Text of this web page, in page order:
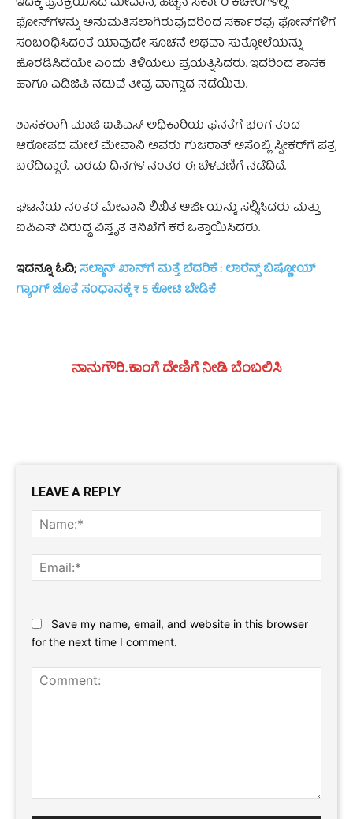
ಫೋನ್‌ಗಳನ್ನು ಅನುಮತಿಸಲಾಗಿರುವುದರಿಂದ ಸರ್ಕಾರವು ಫೋನ್‌ಗಳಿಗೆ
ಸಂಬಂಧಿಸಿದಂತೆ ಯಾವುದೇ ಸೂಚನೆ ಅಥವಾ ಸುತ್ತೋಲೆಯನ್ನು
ಹೊರಡಿಸಿದೆಯೇ ಎಂದು ತಿಳಿಯಲು ಪ್ರಯತ್ನಿಸಿದರು. ಇದರಿಂದ ಶಾಸಕ
ಹಾಗೂ ಎಡಿಜಿಪಿ ನಡುವೆ ತೀವ್ರ ವಾಗ್ವಾದ ನಡೆಯಿತು.
ಶಾಸಕರಾಗಿ ಮಾಜಿ ಐಪಿಎಸ್ ಅಧಿಕಾರಿಯ ಘನತೆಗೆ ಭಂಗ ತಂದ
ಆರೋಪದ ಮೇಲೆ ಮೇವಾನಿ ಅವರು ಗುಜರಾತ್ ಅಸೆಂಬ್ಲಿ ಸ್ಪೀಕರ್‌ಗೆ ಪತ್ರ
ಬರೆದಿದ್ದಾರೆ. ಎರಡು ದಿನಗಳ ನಂತರ ಈ ಬೆಳವಣಿಗೆ ನಡೆದಿದೆ.
ಘಟನೆಯ ನಂತರ ಮೇವಾನಿ ಲಿಖಿತ ಅರ್ಜಿಯನ್ನು ಸಲ್ಲಿಸಿದರು ಮತ್ತು
ಐಪಿಎಸ್ ವಿರುದ್ಧ ವಿಸ್ತೃತ ತನಿಖೆಗೆ ಕರೆ ಒತ್ತಾಯಿಸಿದರು.
ಇದನ್ನೂ ಓದಿ;ಸಲ್ಮಾನ್ ಖಾನ್‌ಗೆ ಮತ್ತೆ ಬೆದರಿಕೆ : ಲಾರೆನ್ಸ್ ಬಿಷ್ಣೋಯ್
ಗ್ಯಾಂಗ್‌ ಜೊತೆ ಸಂಧಾನಕ್ಕೆ ₹ 5 ಕೋಟಿ ಬೇಡಿಕೆ
ನಾನುಗೌರಿ.ಕಾಂಗೆ ದೇಣಿಗೆ ನೀಡಿ ಬೆಂಬಲಿಸಿ
LEAVE A REPLY
Save my name, email, and website in this browser
for the next time I comment.